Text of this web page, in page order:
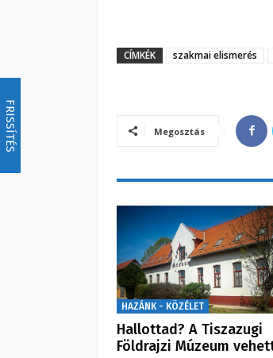
FRISSÍTÉS
CÍMKÉK szakmai elismerés
Megosztás
HAZÁNK - KÖZÉLET
Hallottad? A Tiszazugi
Földrajzi Múzeum